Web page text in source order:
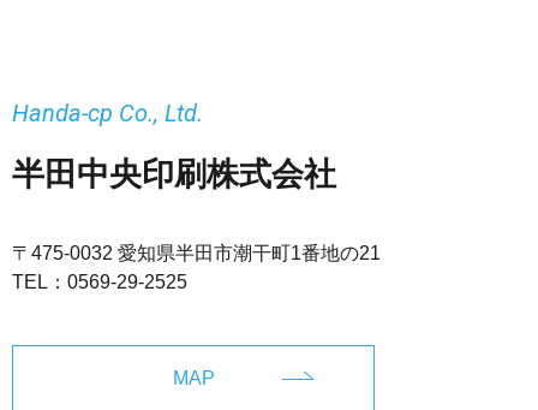
半田中央印刷株式会社
Handa-cp Co., Ltd.
〒475-0032 愛知県半田市潮干町1番地の21
TEL： 0569-29-2525
MAP